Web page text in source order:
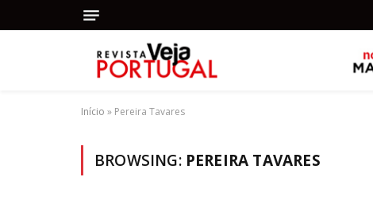
Início » Pereira Tavares
BROWSING: PEREIRA TAVARES